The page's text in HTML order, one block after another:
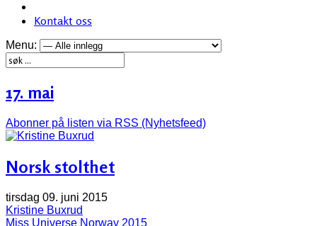
Kontakt oss
Menu:
17. mai
Abonner på listen via RSS (Nyhetsfeed)
Norsk stolthet
tirsdag 09. juni 2015
Kristine Buxrud
Miss Universe Norway 2015